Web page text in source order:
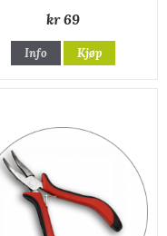
kr 69
Info Kjøp